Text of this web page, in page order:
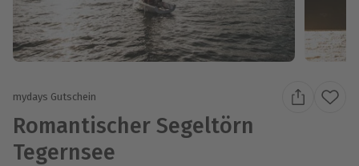
mydays Gutschein
Romantischer Segeltörn
Tegernsee